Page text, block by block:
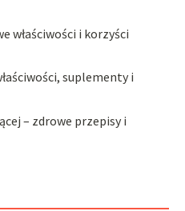
właściwości i korzyści
suplementy i
– zdrowe przepisy i